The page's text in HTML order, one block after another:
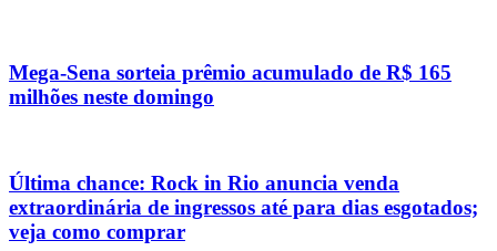
Mega-Sena sorteia prêmio acumulado de R$ 165
milhões neste domingo
Última chance: Rock in Rio anuncia venda
extraordinária de ingressos até para dias esgotados;
veja como comprar